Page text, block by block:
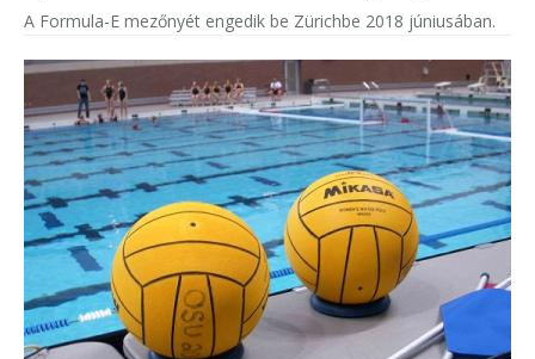
A Formula-E mezőnyét engedik be Zürichbe 2018 júniusában.